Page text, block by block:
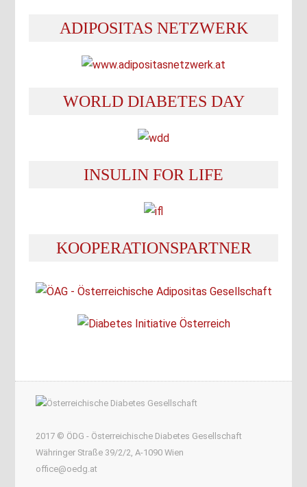
ADIPOSITAS NETZWERK
WORLD DIABETES DAY
INSULIN FOR LIFE
KOOPERATIONSPARTNER
2017 © ÖDG - Österreichische Diabetes Gesellschaft
Währinger Straße 39/2/2, A-1090 Wien
office@oedg.at